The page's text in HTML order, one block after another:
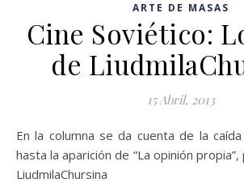
ARTE DE MASAS
Cine Soviético:
de
15 Abril, 2013
En la columna se da cuenta de la caída del cine soviético
hasta la aparición de “La opinión
LiudmilaChursina